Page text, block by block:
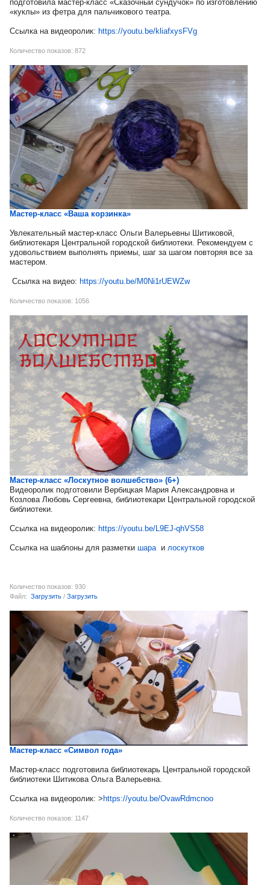
подготовила мастер-класс «Сказочный сундучок» по изготовлению
«куклы» из фетра для пальчикового театра.
Ссылка на видеоролик: https://youtu.be/kliafxysFVg
Количество показов: 872
Мастер-класс «Ваша корзинка»
Увлекательный мастер-класс Ольги Валерьевны Шитиковой,
библиотекаря Центральной городской библиотеки. Рекомендуем с
удовольствием выполнять приемы, шаг за шагом повторяя все за
мастером.
Ссылка на видео: https://youtu.be/M0Ni1rUEWZw
Количество показов: 1056
Мастер-класс «Лоскутное волшебство» (6+)
Видеоролик подготовили Вербицкая Мария Александровна и
Козлова Любовь Сергеевна, библиотекари Центральной городской
библиотеки.
Ссылка на видеоролик: https://youtu.be/L9EJ-qhVS58
Ссылка на шаблоны для разметки шараи лоскутков
Количество показов: 930
Файл: Загрузить / Загрузить
Мастер-класс «Символ года»
Мастер-класс подготовила библиотекарь Центральной городской
библиотеки Шитикова Ольга Валерьевна.
Ссылка на видеоролик: > https://youtu.be/OvawRdmcnoo
Количество показов: 1147